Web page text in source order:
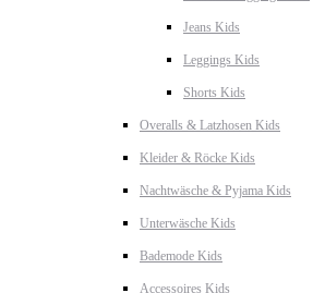
Jeans Kids
Leggings Kids
Shorts Kids
Overalls & Latzhosen Kids
Kleider & Röcke Kids
Nachtwäsche & Pyjama Kids
Unterwäsche Kids
Bademode Kids
Accessoires Kids